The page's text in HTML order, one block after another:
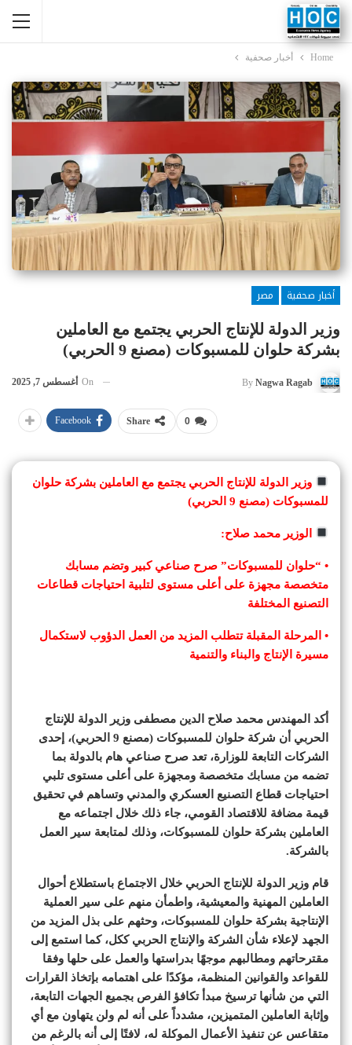
Home أخبار صحفية
أخبار صحفية
مصر
وزير الدولة للإنتاج الحربي يجتمع مع العاملين
بشركة حلوان للمسبوكات (مصنع 9 الحربي)
By Nagwa Ragab
On أغسطس 7, 2025
0
Share
Facebook
وزير الدولة للإنتاج الحربي يجتمع مع العاملين بشركة حلوان
للمسبوكات (مصنع 9 الحربي)
الوزير محمد صلاح:
• “حلوان للمسبوكات” صرح صناعي كبير وتضم مسابك
متخصصة مجهزة على أعلى مستوى لتلبية احتياجات قطاعات
التصنيع المختلفة
• المرحلة المقبلة تتطلب المزيد من العمل الدؤوب لاستكمال
مسيرة الإنتاج والبناء والتنمية
أكد المهندس محمد صلاح الدين مصطفى وزير الدولة للإنتاج
الحربي أن شركة حلوان للمسبوكات (مصنع 9 الحربي)، إحدى
الشركات التابعة للوزارة، تعد صرح صناعي هام بالدولة بما
تضمه من مسابك متخصصة ومجهزة على أعلى مستوى تلبي
احتياجات قطاع التصنيع العسكري والمدني وتساهم في تحقيق
قيمة مضافة للاقتصاد القومي، جاء ذلك خلال اجتماعه مع
العاملين بشركة حلوان للمسبوكات، وذلك لمتابعة سير العمل
بالشركة.
قام وزير الدولة للإنتاج الحربي خلال الاجتماع باستطلاع أحوال
العاملين المهنية والمعيشية، واطمأن منهم على سير العملية
الإنتاجية بشركة حلوان للمسبوكات، وحثهم على بذل المزيد من
الجهد لإعلاء شأن الشركة والإنتاج الحربي ككل، كما استمع إلى
مقترحاتهم ومطالبهم موجهًا بدراستها والعمل على حلها وفقا
للقواعد والقوانين المنظمة، مؤكدًا على اهتمامه بإتخاذ القرارات
التي من شأنها ترسيخ مبدأ تكافؤ الفرص بجميع الجهات التابعة،
وإثابة العاملين المتميزين، مشدداً على أنه لم ولن يتهاون مع أي
متقاعس عن تنفيذ الأعمال الموكلة له، لافتًا إلى أنه بالرغم من